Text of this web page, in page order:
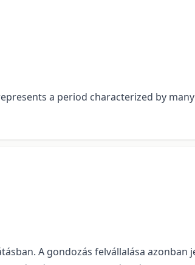
a period characterized by
A gondozás felvállalása azonban